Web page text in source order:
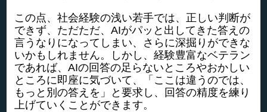
この点、社会経験の浅い若手では、正しい判断が
できず、ただただ、AIがパッと出してきた答えの
言うなりになってしまい、さらに深掘りができな
いかもしれません。しかし、経験豊富なベテラン
であれば、AIの回答の足らないところやおかしい
ところに即座に気づいて、「ここは違うのでは、
もっと別の答えを」と要求し、回答の精度を練り
上げていくことができます。